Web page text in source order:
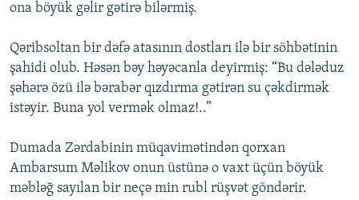
ona böyük gəlir gətirə bilərmiş.
Qəribsoltan bir dəfə atasının dostları ilə bir söhbətinin
şahidi olub. Həsən bəy həyəcanla deyirmiş: “Bu dələduz
şəhərə özü ilə bərabər qızdırma gətirən su çəkdirmək
istəyir. Buna yol vermək olmaz!..”
Dumada Zərdabinin müqavimətindən qorxan
Ambarsum Məlikov onun üstünə o vaxt üçün böyük
məbləğ sayılan bir neçə min rubl rüşvət göndərir.